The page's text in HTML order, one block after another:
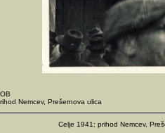
Nemcev, Prešernova ulica
Celje 1941; prihod Nemcev,